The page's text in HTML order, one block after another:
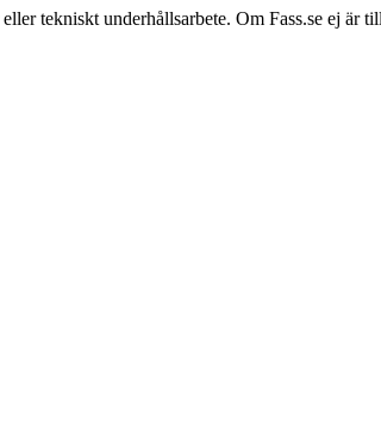
tekniskt underhållsarbete. Om Fass.se ej är